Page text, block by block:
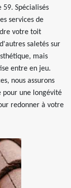
59. Spécialisés
services de
votre toit
saletés sur
mais
entre en jeu.
nous assurons
pour une longévité
redonner à votre